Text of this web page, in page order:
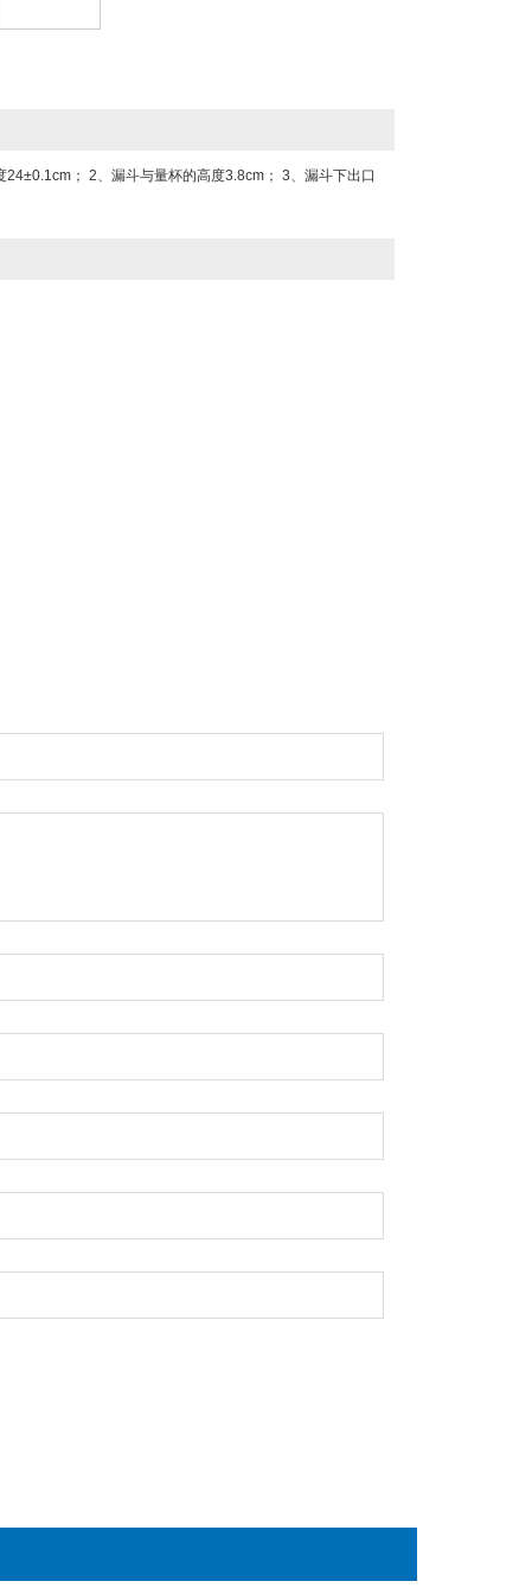
； 2、漏斗与量杯的高度3.8cm； 3、漏斗下出口